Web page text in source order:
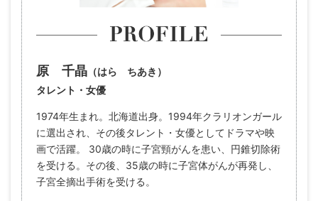
原 千晶 （はら ちあき）
タレント・女優
1974年生まれ。北海道出身。1994年クラリオンガール
に選出され、その後タレント・女優としてドラマや映
画で活躍。 30歳の時に子宮頸がんを患い、円錐切除術
を受ける。その後、35歳の時に子宮体がんが再発し、
子宮全摘出手術を受ける。